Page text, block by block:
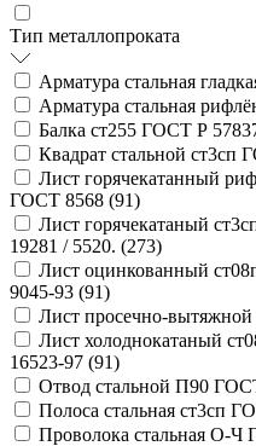
Тип металлопроката
Арматура стальная
Арматура стальная
Балка ст255 ГОСТ Р
Квадрат стальной ст3сп
Лист горячекатанный
ГОСТ 8568 (91)
Лист горячекатаный
19281 / 5520. (273)
Лист оцинкованный
9045-93 (91)
Лист просечно-вытяжной
Лист холоднокатаный
16523-97 (91)
Отвод стальной П90
Полоса стальная ст3сп
Проволока стальная О-Ч